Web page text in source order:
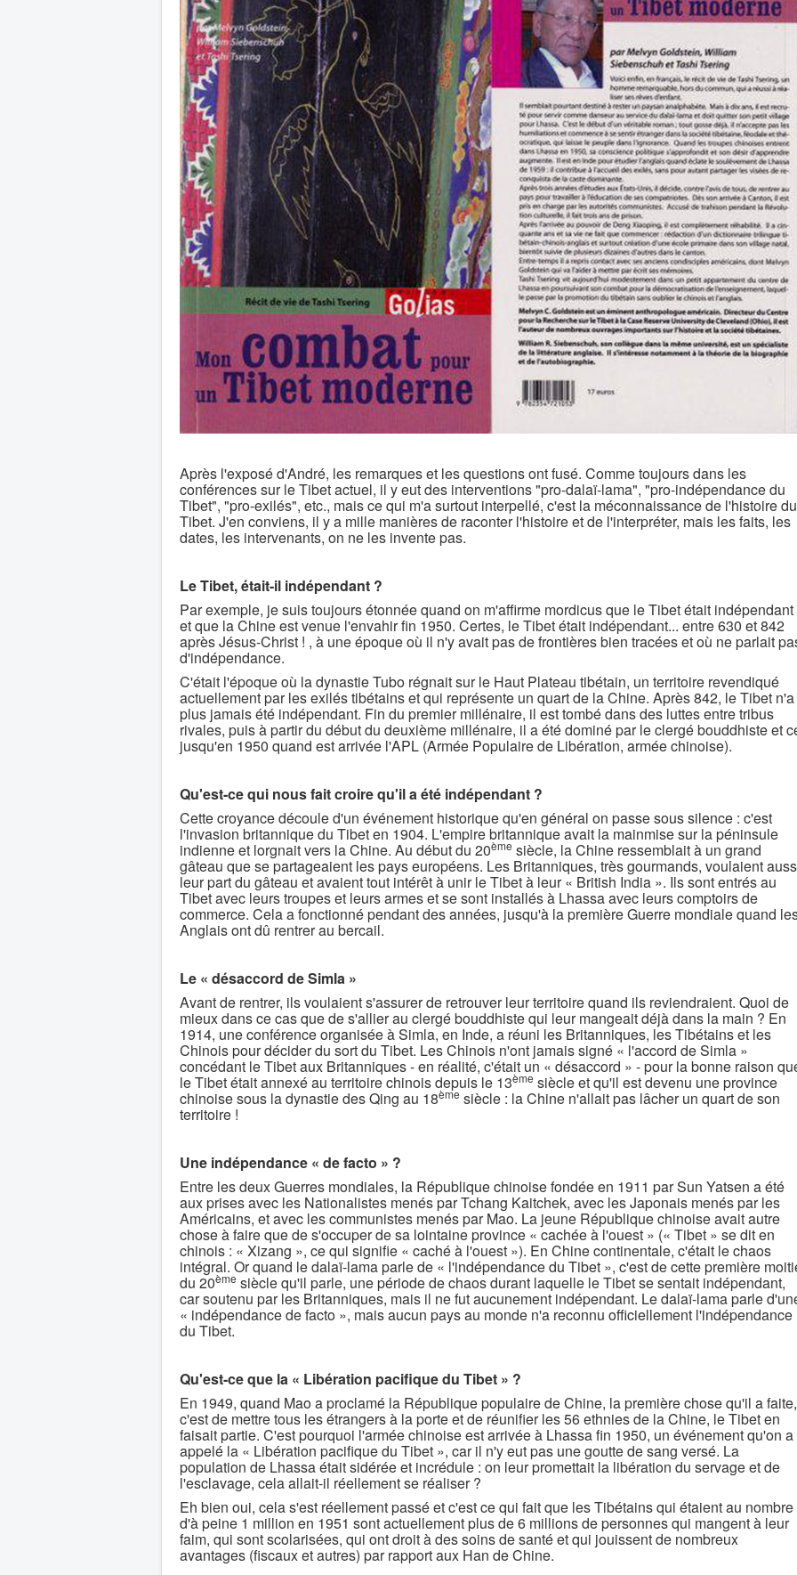
Après l'exposé d'André, les remarques et les questions ont fusé. Comme toujours dans les
conférences sur le Tibet actuel, il y eut des interventions "pro-dalaï-lama", "pro-indépendance du
Tibet", "pro-exilés", etc., mais ce qui m'a surtout interpellé, c'est la méconnaissance de l'histoire du
Tibet. J'en conviens, il y a mille manières de raconter l'histoire et de l'interpréter, mais les faits, les
dates, les intervenants, on ne les invente pas.
Le Tibet, était-il indépendant ?
Par exemple, je suis toujours étonnée quand on m'affirme mordicus que le Tibet était indépendant
et que la Chine est venue l'envahir fin 1950. Certes, le Tibet était indépendant... entre 630 et 842
après Jésus-Christ ! , à une époque où il n'y avait pas de frontières bien tracées et où ne parlait
d'indépendance.
C'était l'époque où la dynastie Tubo régnait sur le Haut Plateau tibétain, un territoire revendiqué
actuellement par les exilés tibétains et qui représente un quart de la Chine. Après 842, le Tibet n'a
plus jamais été indépendant. Fin du premier millénaire, il est tombé dans des luttes entre tribus
rivales, puis à partir du début du deuxième millénaire, il a été dominé par le clergé bouddhiste et
jusqu'en 1950 quand est arrivée l'APL (Armée Populaire de Libération, armée chinoise).
Qu'est-ce qui nous fait croire qu'il a été indépendant ?
Cette croyance découle d'un événement historique qu'en général on passe sous silence : c'est
l'invasion britannique du Tibet en 1904. L'empire britannique avait la mainmise sur la péninsule
indienne et lorgnait vers la Chine. Au début du 20ème siècle, la Chine ressemblait à un grand
gâteau que se partageaient les pays européens. Les Britanniques, très gourmands, voulaient
leur part du gâteau et avaient tout intérêt à unir le Tibet à leur « British India ». Ils sont entrés au
Tibet avec leurs troupes et leurs armes et se sont installés à Lhassa avec leurs comptoirs de
commerce. Cela a fonctionné pendant des années, jusqu'à la première Guerre mondiale quand
Anglais ont dû rentrer au bercail.
Le « désaccord de Simla »
Avant de rentrer, ils voulaient s'assurer de retrouver leur territoire quand ils reviendraient. Quoi de
mieux dans ce cas que de s'allier au clergé bouddhiste qui leur mangeait déjà dans la main ? En
1914, une conférence organisée à Simla, en Inde, a réuni les Britanniques, les Tibétains et les
Chinois pour décider du sort du Tibet. Les Chinois n'ont jamais signé « l'accord de Simla »
concédant le Tibet aux Britanniques - en réalité, c'était un « désaccord » - pour la bonne raison
le Tibet était annexé au territoire chinois depuis le 13ème siècle et qu'il est devenu une province
chinoise sous la dynastie des Qing au 18ème siècle : la Chine n'allait pas lâcher un quart de son
territoire !
Une indépendance « de facto » ?
Entre les deux Guerres mondiales, la République chinoise fondée en 1911 par Sun Yatsen a été
aux prises avec les Nationalistes menés par Tchang Kaitchek, avec les Japonais menés par les
Américains, et avec les communistes menés par Mao. La jeune République chinoise avait autre
chose à faire que de s'occuper de sa lointaine province « cachée à l'ouest » (« Tibet » se dit en
chinois : « Xizang », ce qui signifie « caché à l'ouest »). En Chine continentale, c'était le chaos
intégral. Or quand le dalaï-lama parle de « l'indépendance du Tibet », c'est de cette première
du 20ème siècle qu'il parle, une période de chaos durant laquelle le Tibet se sentait indépendant,
car soutenu par les Britanniques, mais il ne fut aucunement indépendant. Le dalaï-lama parle
« indépendance de facto », mais aucun pays au monde n'a reconnu officiellement l'indépendance
du Tibet.
Qu'est-ce que la « Libération pacifique du Tibet » ?
En 1949, quand Mao a proclamé la République populaire de Chine, la première chose qu'il a faite,
c'est de mettre tous les étrangers à la porte et de réunifier les 56 ethnies de la Chine, le Tibet en
faisait partie. C'est pourquoi l'armée chinoise est arrivée à Lhassa fin 1950, un événement qu'on a
appelé la « Libération pacifique du Tibet », car il n'y eut pas une goutte de sang versé. La
population de Lhassa était sidérée et incrédule : on leur promettait la libération du servage et de
l'esclavage, cela allait-il réellement se réaliser ?
Eh bien oui, cela s'est réellement passé et c'est ce qui fait que les Tibétains qui étaient au nombre
d'à peine 1 million en 1951 sont actuellement plus de 6 millions de personnes qui mangent à leur
faim, qui sont scolarisées, qui ont droit à des soins de santé et qui jouissent de nombreux
avantages (fiscaux et autres) par rapport aux Han de Chine.